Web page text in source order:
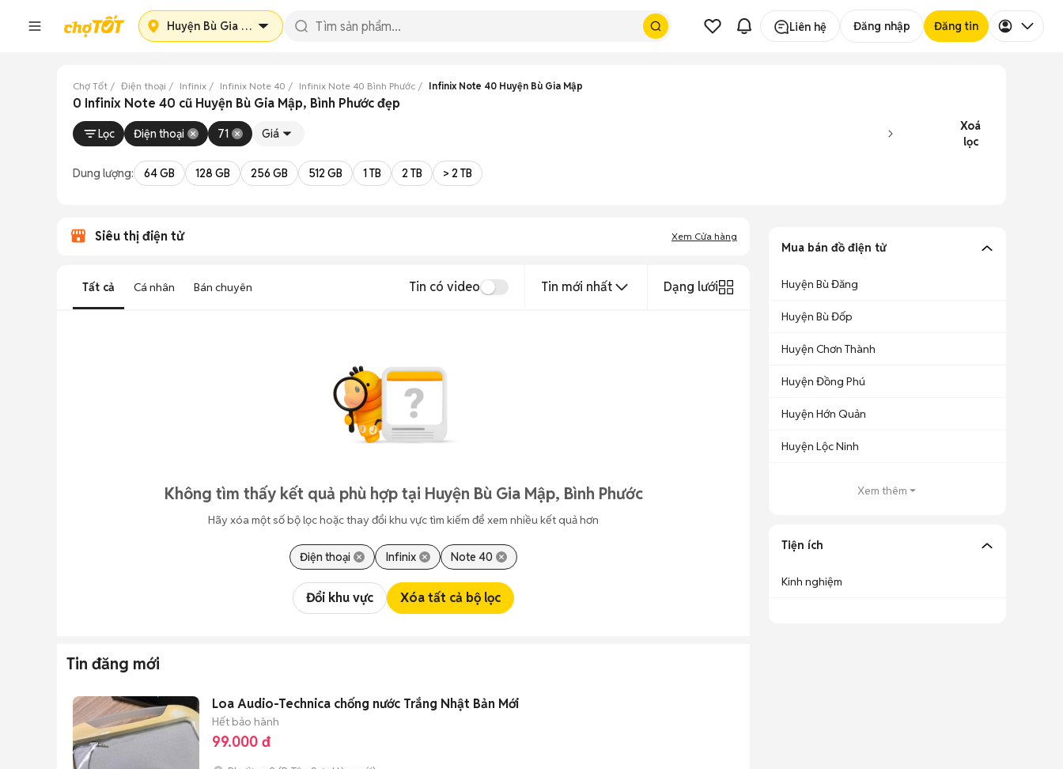
Huyện Bù Gia Mập Liên hệ Đăng nhập Đăng tin
Chợ Tốt Điện thoại Infinix Infinix Note 40 Infinix Note 40 Bình Phước Infinix Note 40 Huyện Bù Gia Mập
0 Infinix Note 40 cũ Huyện Bù Gia Mập, Bình Phước đẹp
Lọc Điện thoại 71 Giá
Xoá
lọc
Dung lượng: 64 GB 128 GB 256 GB 512 GB 1 TB 2 TB > 2 TB
Siêu thị điện tử Xem Cửa hàng
Tất cả Cá nhân Bán chuyên Tin có video Tin mới nhất Dạng lưới
Không tìm thấy kết quả phù hợp tại Huyện Bù Gia Mập, Bình Phước
Hãy xóa một số bộ lọc hoặc thay đổi khu vực tìm kiếm để xem nhiều kết quả hơn
Điện thoại Infinix Note 40
Đổi khu vực Xóa tất cả bộ lọc
Tin đăng mới
Loa Audio-Technica chống nước Trắng Nhật Bản Mới
Hết bảo hành
99.000 đ
Mua bán đồ điện tử
Huyện Bù Đăng
Huyện Bù Đốp
Huyện Chơn Thành
Huyện Đồng Phú
Huyện Hớn Quản
Huyện Lộc Ninh
Xem thêm
Tiện ích
Kinh nghiệm